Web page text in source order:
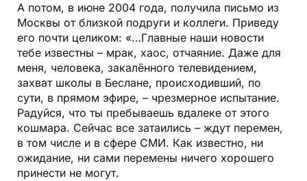
А потом, в июне 2004 года, получила письмо из
Москвы от близкой подруги и коллеги. Приведу
его почти целиком: «…Главные наши новости
тебе известны – мрак, хаос, отчаяние. Даже для
меня, человека, закалённого телевидением,
захват школы в Беслане, происходивший, по
сути, в прямом эфире, – чрезмерное испытание.
Радуйся, что ты пребываешь вдалеке от этого
кошмара. Сейчас все затаились – ждут перемен,
в том числе и в сфере СМИ. Как известно, ни
ожидание, ни сами перемены ничего хорошего
принести не могут.